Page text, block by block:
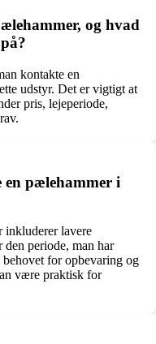
og hvad
kontakte en
udstyr. Det er vigtigt at
pris, lejeperiode,
en pælehammer i
inkluderer lavere
den periode, man har
for opbevaring og
være praktisk for